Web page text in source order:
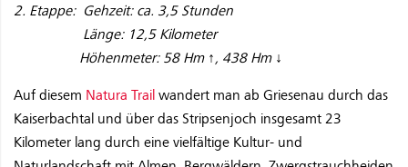
2. Etappe: Gehzeit: ca. 3,5 Stunden
Länge: 12,5 Kilometer
Höhenmeter: 58 Hm ↑, 438 Hm ↓
Auf diesem Natura Trail wandert man ab Griesenau durch das
Kaiserbachtal und über das Stripsenjoch insgesamt 23
Kilometer lang durch eine vielfältige Kultur- und